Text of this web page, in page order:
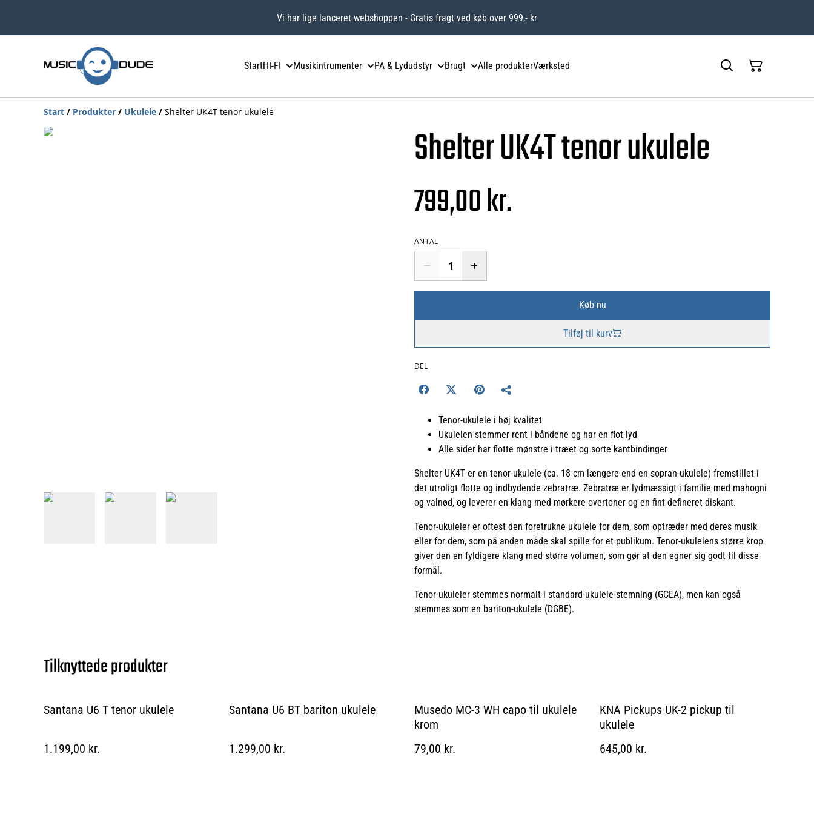
Vi har lige lanceret webshoppen - Gratis fragt ved køb over 999,- kr
StartHI-FI Musikintrumenter PA & Lydudstyr Brugt Alle produkterVærksted
Start / Produkter / Ukulele / Shelter UK4T tenor ukulele
Shelter UK4T tenor ukulele
799,00 kr.
ANTAL
Køb nu
Tilføj til kurv
DEL
Tenor-ukulele i høj kvalitet
Ukulelen stemmer rent i båndene og har en flot lyd
Alle sider har flotte mønstre i træet og sorte kantbindinger
Shelter UK4T er en tenor-ukulele (ca. 18 cm længere end en sopran-ukulele) fremstillet i
det utroligt flotte og indbydende zebratræ. Zebratræ er lydmæssigt i familie med mahogni
og valnød, og leverer en klang med mørkere overtoner og en fint defineret diskant.
Tenor-ukuleler er oftest den foretrukne ukulele for dem, som optræder med deres musik
eller for dem, som på anden måde skal spille for et publikum. Tenor-ukulelens større krop
giver den en fyldigere klang med større volumen, som gør at den egner sig godt til disse
formål.
Tenor-ukuleler stemmes normalt i standard-ukulele-stemning (GCEA), men kan også
stemmes som en bariton-ukulele (DGBE).
Tilknyttede produkter
Santana U6 T tenor ukulele
1.199,00 kr.
Santana U6 BT bariton ukulele
1.299,00 kr.
Musedo MC-3 WH capo til ukulele
krom
79,00 kr.
KNA Pickups UK-2 pickup til
ukulele
645,00 kr.